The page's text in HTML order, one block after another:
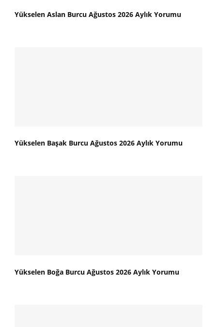
Yükselen Aslan Burcu Ağustos 2026 Aylık Yorumu
Yükselen Başak Burcu Ağustos 2026 Aylık Yorumu
Yükselen Boğa Burcu Ağustos 2026 Aylık Yorumu